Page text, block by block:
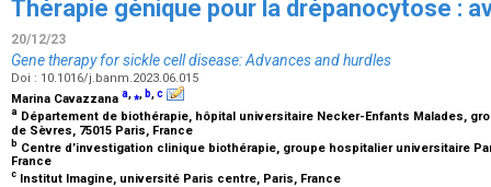
Thérapie génique pour la drépanocytose :
20/12/23
Gene therapy for sickle cell disease: Advances and hurdles
Doi : 10.1016/j.banm.2023.06.015
Marina Cavazzana a,⁎, b,c
a Département de biothérapie, hôpital universitaire Necker-Enfants Malades,
de Sèvres, 75015 Paris, France
b Centre d’investigation clinique biothérapie, groupe hospitalier universitaire
France
c Institut Imagine, université Paris centre, Paris, France